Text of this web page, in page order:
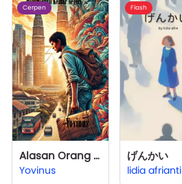
Cerpen
Alasan Orang Indonesia Beremigrasi Keluar Negeri
Yovinus
Flash
げんかい
lidia afrianti